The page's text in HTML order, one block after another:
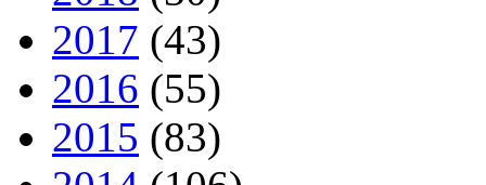
2017 (43)
2016 (55)
2015 (83)